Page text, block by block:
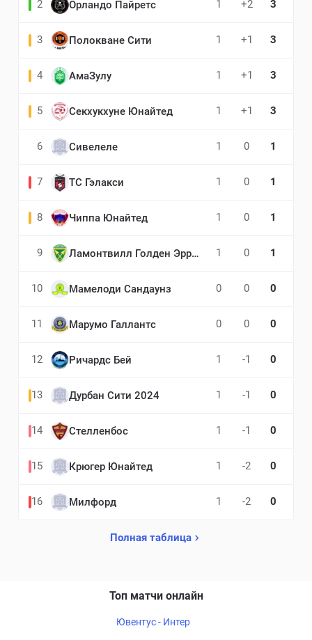
2 Орландо Пайретс 1 +2 3
3 Полокване Сити 1 +1 3
4 АмаЗулу 1 +1 3
5 Секхукхуне Юнайтед 1 +1 3
6 Сивелеле 1 0 1
7 ТС Гэлакси 1 0 1
8 Чиппа Юнайтед 1 0 1
9 Ламонтвилл Голден Эрроуз 1 0 1
10 Мамелоди Сандаунз 0 0 0
11 Марумо Галлантс 0 0 0
12 Ричардс Бей 1 -1 0
13 Дурбан Сити 2024 1 -1 0
14 Стелленбос 1 -1 0
15 Крюгер Юнайтед 1 -2 0
16 Милфорд 1 -2 0
Полная таблица
Топ матчи онлайн
Ювентус - Интер